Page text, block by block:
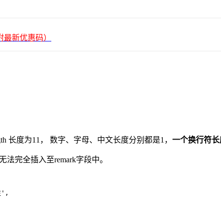
新优惠码）
长度为11， 数字、字母、中文长度分别都是1， 一个换行符长
完全插入至remark字段中。